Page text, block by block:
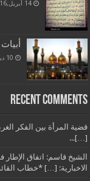
14 أبريل,2016
10 ديسمبر,2017
Recent Comments
قضية المرأة بين الفكر
[…]...
الشيخ قاسم: اتفاق
الاخبارية: […] *خطاب